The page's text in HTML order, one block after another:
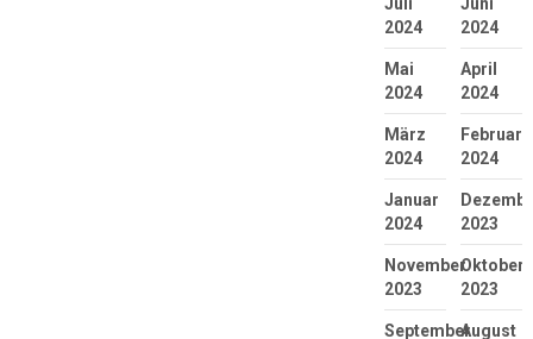
Juli
2024
Juni
2024
Mai
2024
April
2024
März
2024
Februar
2024
Januar
2024
2023
November
2023
Oktober
2023
SeptemberAugust